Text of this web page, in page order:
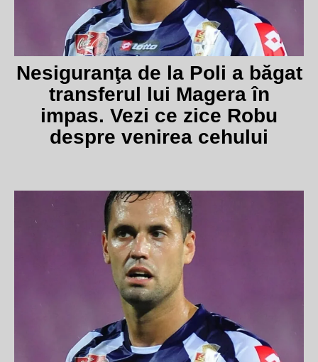
Nesiguranţa de la Poli a băgat
transferul lui Magera în
impas. Vezi ce zice Robu
despre venirea cehului